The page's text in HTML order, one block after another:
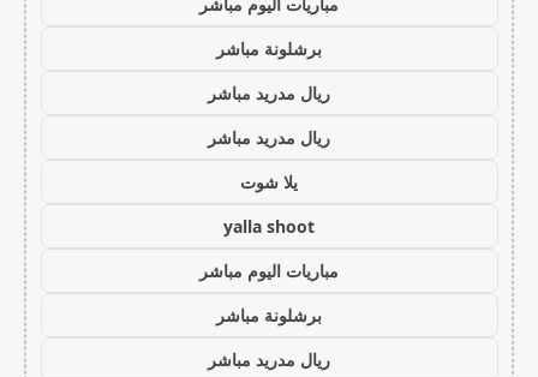
مباريات اليوم مباشر
برشلونة مباشر
ريال مدريد مباشر
ريال مدريد مباشر
يلا شوت
yalla shoot
مباريات اليوم مباشر
برشلونة مباشر
ريال مدريد مباشر